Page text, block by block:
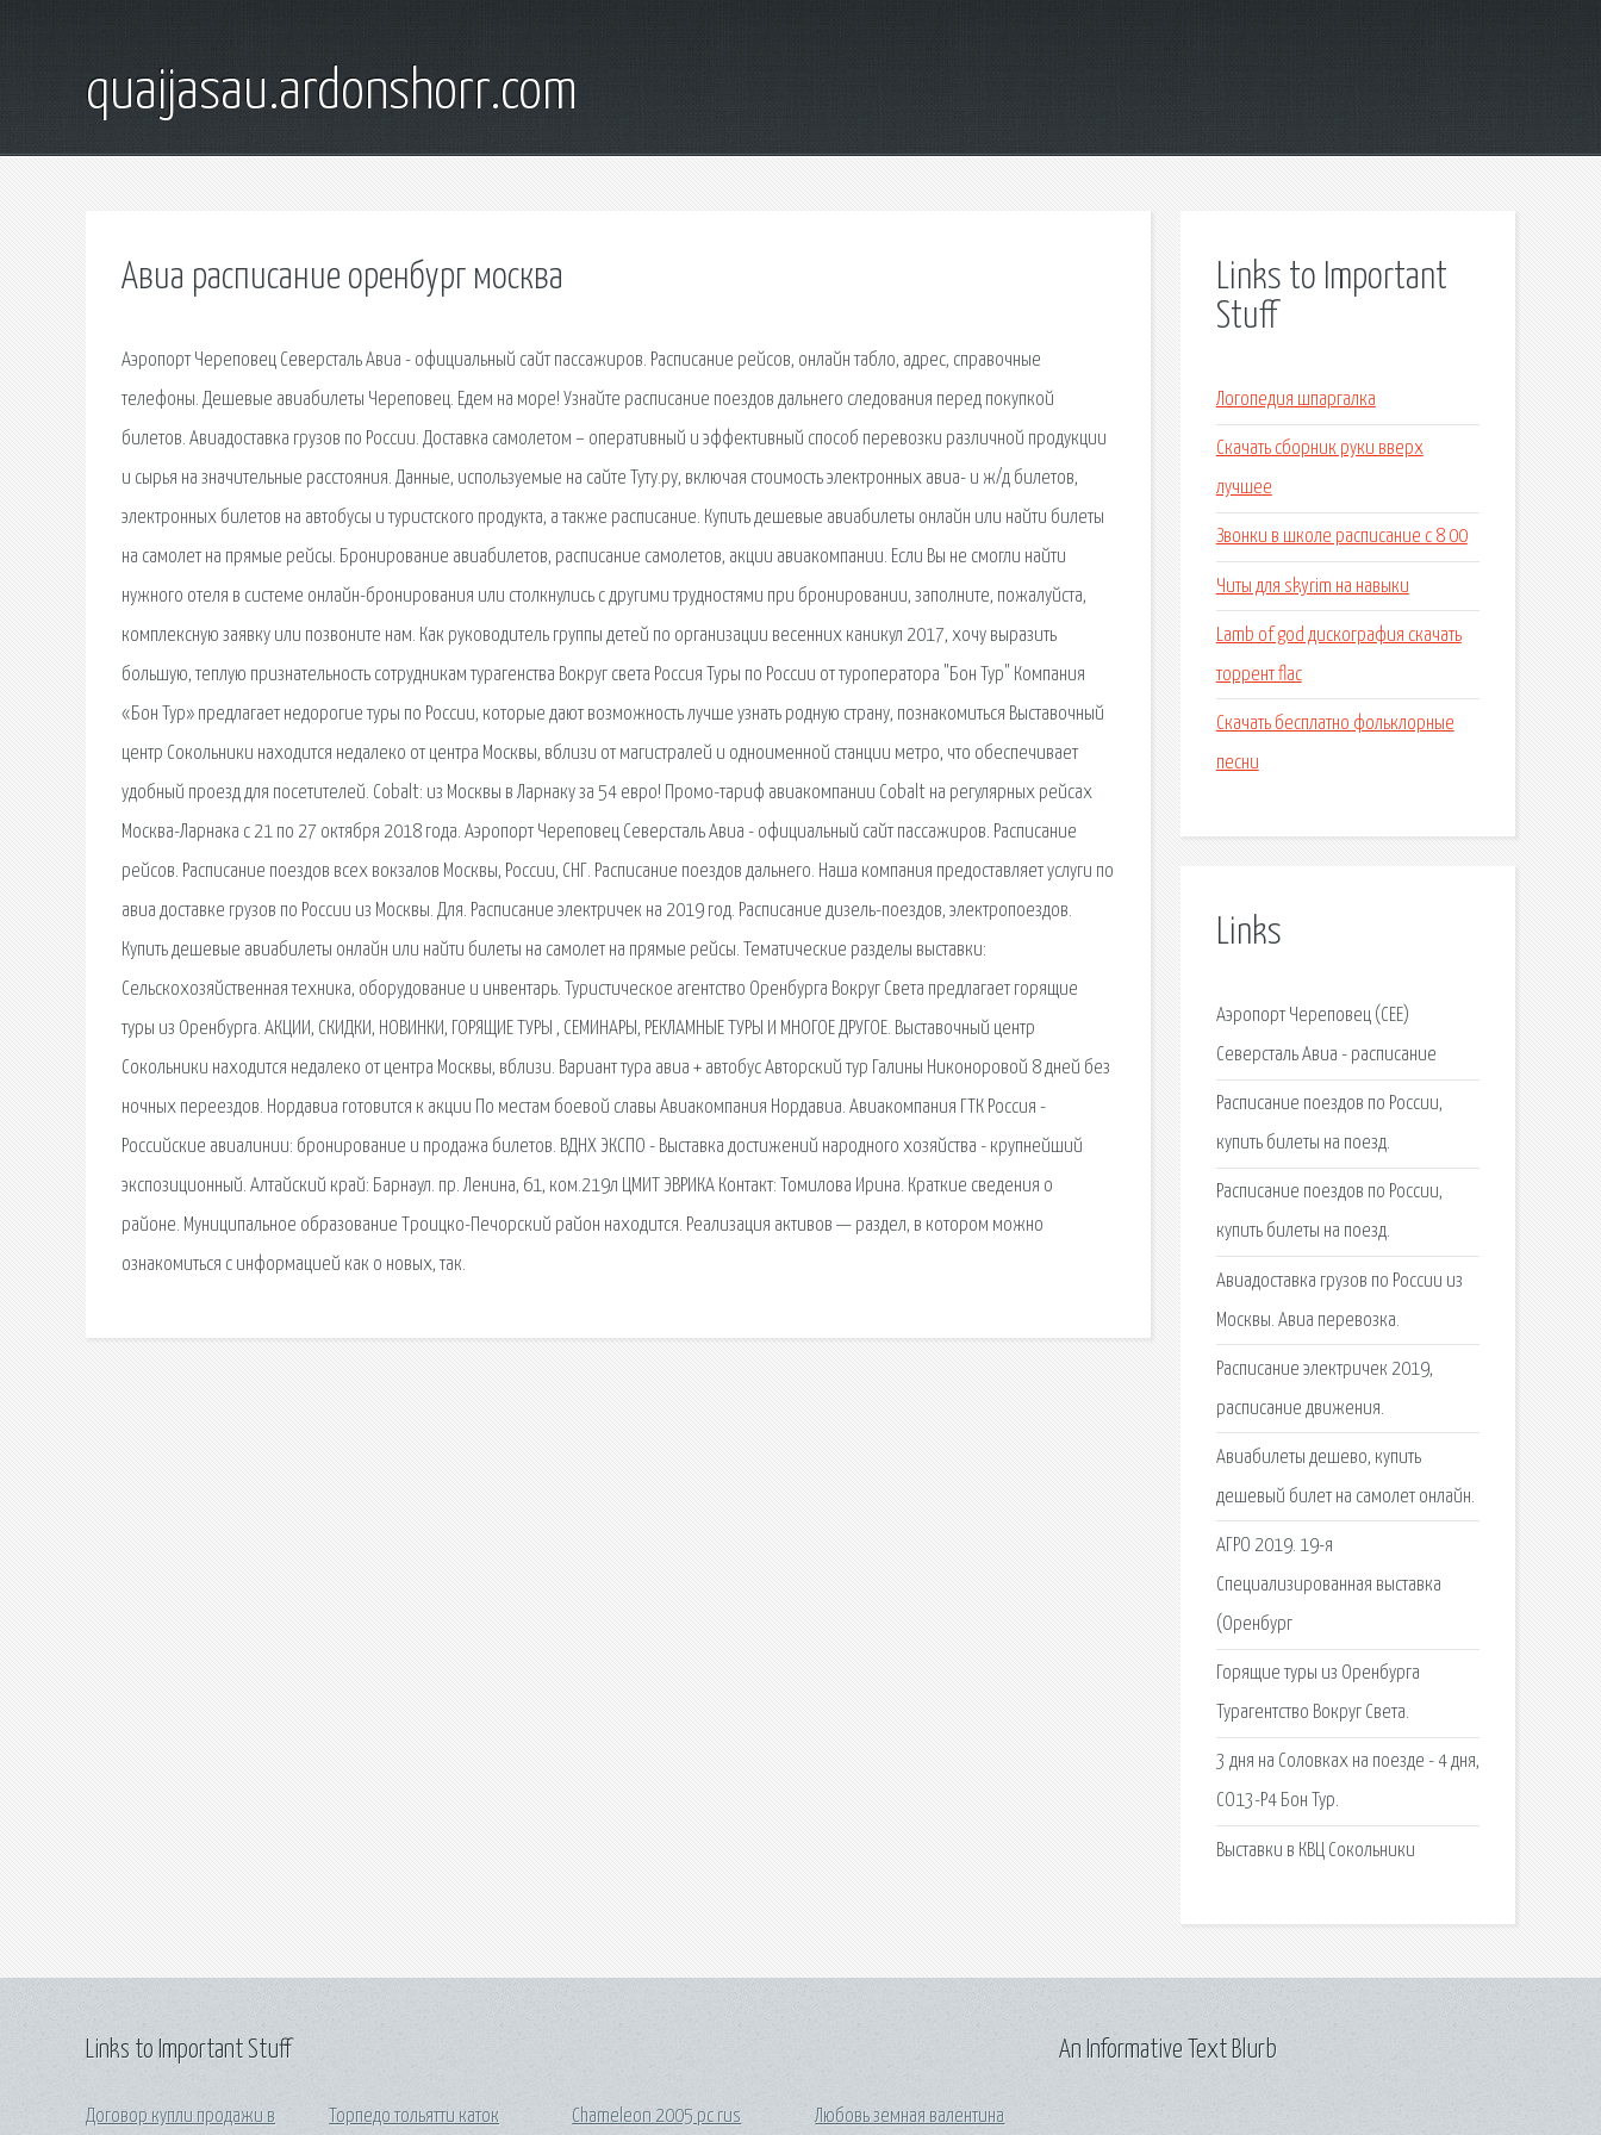
quaijasau.ardonshorr.com
Авиа расписание оренбург москва
Аэропорт Череповец Северсталь Авиа - официальный сайт пассажиров. Расписание рейсов, онлайн табло, адрес, справочные
телефоны. Дешевые авиабилеты Череповец. Едем на море! Узнайте расписание поездов дальнего следования перед покупкой
билетов. Авиадоставка грузов по России. Доставка самолетом – оперативный и эффективный способ перевозки различной продукции
и сырья на значительные расстояния. Данные, используемые на сайте Туту.ру, включая стоимость электронных авиа- и ж/д билетов,
электронных билетов на автобусы и туристского продукта, а также расписание. Купить дешевые авиабилеты онлайн или найти билеты
на самолет на прямые рейсы. Бронирование авиабилетов, расписание самолетов, акции авиакомпании. Если Вы не смогли найти
нужного отеля в системе онлайн-бронирования или столкнулись с другими трудностями при бронировании, заполните, пожалуйста,
комплексную заявку или позвоните нам. Как руководитель группы детей по организации весенних каникул 2017, хочу выразить
большую, теплую признательность сотрудникам турагенства Вокруг света Россия Туры по России от туроператора "Бон Тур" Компания
«Бон Тур» предлагает недорогие туры по России, которые дают возможность лучше узнать родную страну, познакомиться Выставочный
центр Сокольники находится недалеко от центра Москвы, вблизи от магистралей и одноименной станции метро, что обеспечивает
удобный проезд для посетителей. Cobalt: из Москвы в Ларнаку за 54 евро! Промо-тариф авиакомпании Cobalt на регулярных рейсах
Москва-Ларнака с 21 по 27 октября 2018 года. Аэропорт Череповец Северсталь Авиа - официальный сайт пассажиров. Расписание
рейсов. Расписание поездов всех вокзалов Москвы, России, СНГ. Расписание поездов дальнего. Наша компания предоставляет услуги по
авиа доставке грузов по России из Москвы. Для. Расписание электричек на 2019 год. Расписание дизель-поездов, электропоездов.
Купить дешевые авиабилеты онлайн или найти билеты на самолет на прямые рейсы. Тематические разделы выставки:
Сельскохозяйственная техника, оборудование и инвентарь. Туристическое агентство Оренбурга Вокруг Света предлагает горящие
туры из Оренбурга. АКЦИИ, СКИДКИ, НОВИНКИ, ГОРЯЩИЕ ТУРЫ , СЕМИНАРЫ, РЕКЛАМНЫЕ ТУРЫ И МНОГОЕ ДРУГОЕ. Выставочный центр
Сокольники находится недалеко от центра Москвы, вблизи. Вариант тура авиа + автобус Авторский тур Галины Никоноровой 8 дней без
ночных переездов. Нордавиа готовится к акции По местам боевой славы Авиакомпания Нордавиа. Авиакомпания ГТК Россия -
Российские авиалинии: бронирование и продажа билетов. ВДНХ ЭКСПО - Выставка достижений народного хозяйства - крупнейший
экспозиционный. Алтайский край: Барнаул. пр. Ленина, 61, ком.219л ЦМИТ ЭВРИКА Контакт: Томилова Ирина. Краткие сведения о
районе. Муниципальное образование Троицко-Печорский район находится. Реализация активов — раздел, в котором можно
ознакомиться с информацией как о новых, так.
Links to Important
Stuff
Логопедия шпаргалка
Скачать сборник руки вверх
лучшее
Звонки в школе расписание с 8 00
Читы для skyrim на навыки
Lamb of god дискография скачать
торрент flac
Скачать бесплатно фольклорные
песни
Links
Аэропорт Череповец (CEE)
Северсталь Авиа - расписание
Расписание поездов по России,
купить билеты на поезд.
Расписание поездов по России,
купить билеты на поезд.
Авиадоставка грузов по России из
Москвы. Авиа перевозка.
Расписание электричек 2019,
расписание движения.
Авиабилеты дешево, купить
дешевый билет на самолет онлайн.
АГРО 2019. 19-я
Специализированная выставка
(Оренбург
Горящие туры из Оренбурга
Турагентство Вокруг Света.
3 дня на Соловках на поезде - 4 дня,
СО13-Р4 Бон Тур.
Выставки в КВЦ Сокольники
Links to Important Stuff
Договор купли продажи в Торпедо тольятти каток Chameleon 2005 pc rus Любовь земная валентина
An Informative Text Blurb